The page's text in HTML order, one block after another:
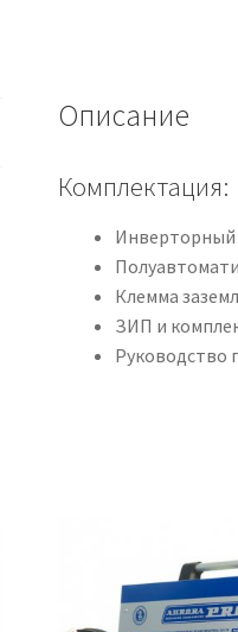
Описание
Комплектация:
Инверторный
Клемма
ЗИП и
Руководство